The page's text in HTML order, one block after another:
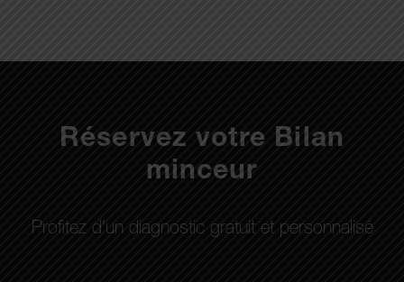
Réservez votre Bilan
minceur
Profitez d’un diagnostic gratuit et personnalisé